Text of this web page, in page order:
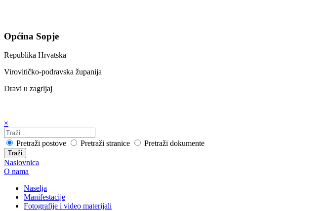
Općina Sopje
Republika Hrvatska
Virovitičko-podravska županija
Dravi u zagrljaj
×
Pretraži postove Pretraži stranice Pretraži dokumente
Traži
Naslovnica
O nama
Naselja
Manifestacije
Fotografije i video materijali